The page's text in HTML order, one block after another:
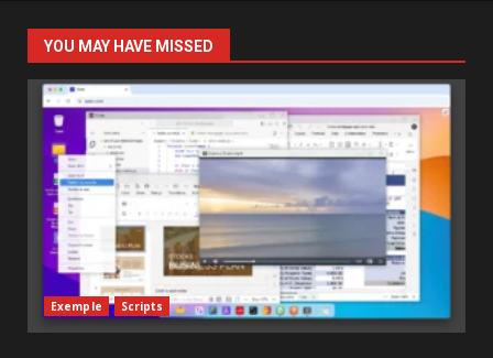
YOU MAY HAVE MISSED
Exemple Scripts